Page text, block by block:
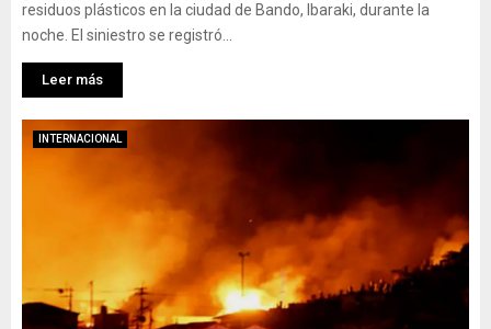
residuos plásticos en la ciudad de Bando, Ibaraki, durante la
noche. El siniestro se registró...
Leer más
INTERNACIONAL